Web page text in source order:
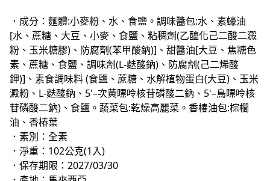
．成分：麵體:小麥粉、水、食鹽。調味醬包:水、素蠔油
[水、蔗糖、大豆、小麥、食鹽、粘稠劑(乙醯化己二酸二澱
粉、玉米糖膠)、防腐劑(苯甲酸鈉)]、甜醬油[大豆、焦糖色
素、蔗糖、食鹽、調味劑(L-麩酸鈉)、防腐劑(己二烯酸
鉀)]、素食調味料 (食鹽、蔗糖、水解植物蛋白(大豆)、玉米
澱粉、L-麩酸鈉、5'–次黃嘌呤核苷磷酸二鈉、5'–鳥嘌呤核
苷磷酸二鈉)、食鹽。蔬菜包:乾燥高麗菜。香椿油包:棕櫚
油、香椿葉
．素別：全素
．淨重：102公克(1入)
．保存期限：2027/03/30